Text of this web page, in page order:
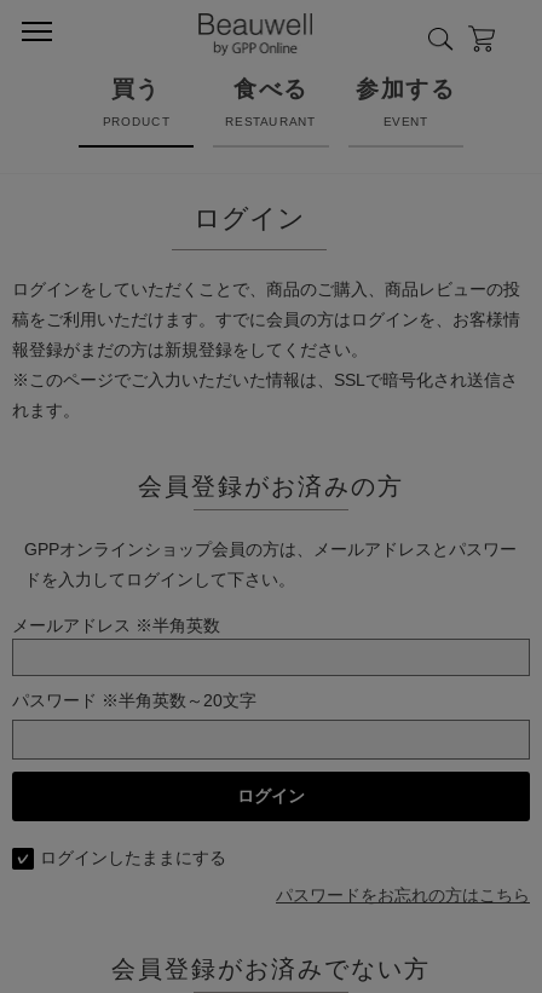
買う
PRODUCT
食べる
RESTAURANT
参加する
EVENT
ログイン
ログインをしていただくことで、商品のご購入、商品レビューの投
稿をご利用いただけます。すでに会員の方はログインを、お客様情
報登録がまだの方は新規登録をしてください。
※このページでご入力いただいた情報は、SSLで暗号化され送信さ
れます。
会員登録がお済みの方
GPPオンラインショップ会員の方は、メールアドレスとパスワー
ドを入力してログインして下さい。
メールアドレス ※半角英数
パスワード ※半角英数～20文字
ログインしたままにする
パスワードをお忘れの方はこちら
会員登録がお済みでない方